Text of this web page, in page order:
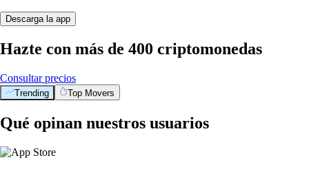
Descarga la app
Hazte con más de 400 criptomonedas
Consultar precios
Trending Top Movers
Qué opinan nuestros usuarios